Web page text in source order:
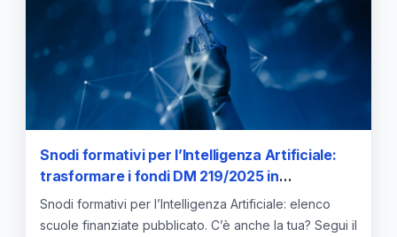
Snodi formativi per l’Intelligenza Artificiale:
trasformare i fondi DM 219/2025 in
formazione concreta
Snodi formativi per l’Intelligenza Artificiale: elenco
scuole finanziate pubblicato. C’è anche la tua? Segui il